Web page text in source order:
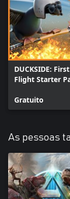
DUCKSIDE: First
Flight Starter
Gratuito
As pessoas